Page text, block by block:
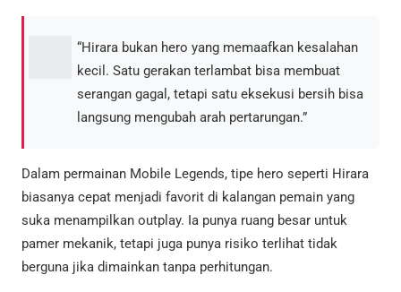
“Hirara bukan hero yang memaafkan kesalahan
kecil. Satu gerakan terlambat bisa membuat
serangan gagal, tetapi satu eksekusi bersih bisa
langsung mengubah arah pertarungan.”
Dalam permainan Mobile Legends, tipe hero seperti Hirara
biasanya cepat menjadi favorit di kalangan pemain yang
suka menampilkan outplay. Ia punya ruang besar untuk
pamer mekanik, tetapi juga punya risiko terlihat tidak
berguna jika dimainkan tanpa perhitungan.